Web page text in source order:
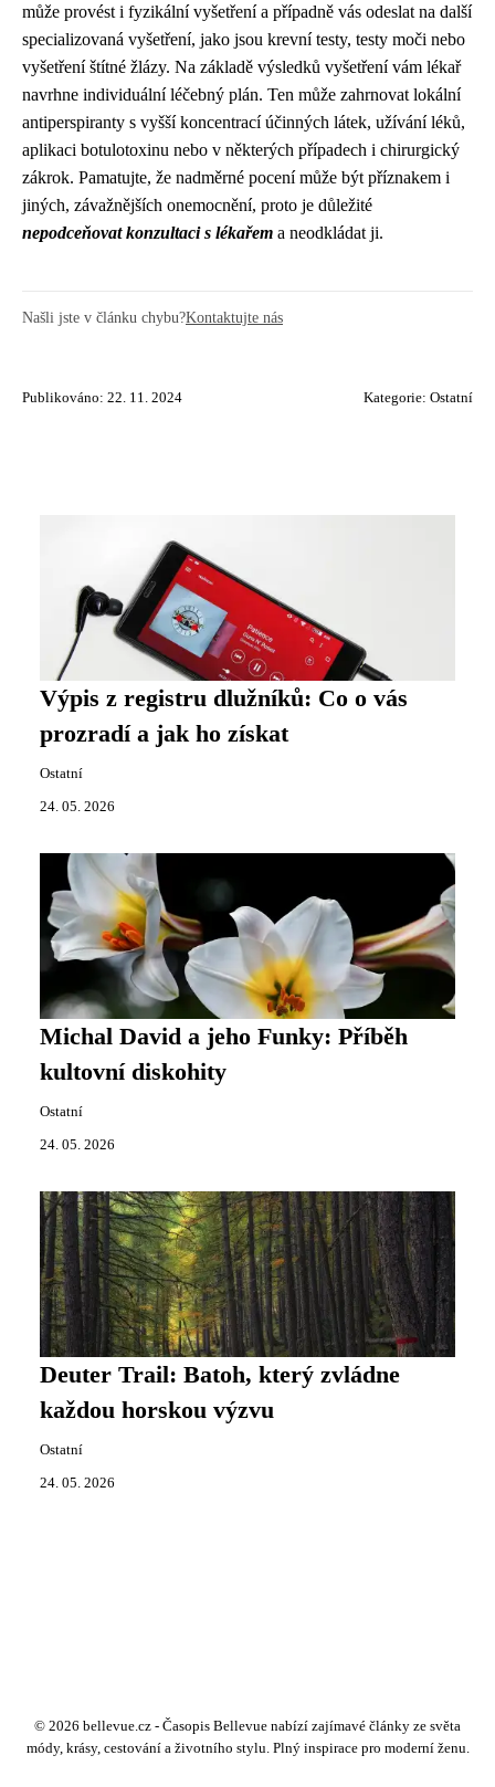
může provést i fyzikální vyšetření a případně vás odeslat na další
specializovaná vyšetření, jako jsou krevní testy, testy moči nebo
vyšetření štítné žlázy. Na základě výsledků vyšetření vám lékař
navrhne individuální léčebný plán. Ten může zahrnovat lokální
antiperspiranty s vyšší koncentrací účinných látek, užívání léků,
aplikaci botulotoxinu nebo v některých případech i chirurgický
zákrok. Pamatujte, že nadměrné pocení může být příznakem i
jiných, závažnějších onemocnění, proto je důležité
nepodceňovat konzultaci s lékařem a neodkládat ji.
Našli jste v článku chybu?Kontaktujte nás
Publikováno: 22. 11. 2024 Kategorie: Ostatní
Výpis z registru dlužníků: Co o vás
prozradí a jak ho získat
Ostatní
24. 05. 2026
Michal David a jeho Funky: Příběh
kultovní diskohity
Ostatní
24. 05. 2026
Deuter Trail: Batoh, který zvládne
každou horskou výzvu
Ostatní
24. 05. 2026
© 2026 bellevue.cz - Časopis Bellevue nabízí zajímavé články ze světa
módy, krásy, cestování a životního stylu. Plný inspirace pro moderní ženu.